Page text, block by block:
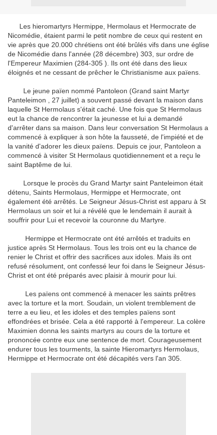
Les hieromartyrs Hermippe Hermolaus et Hermocrate de
Nicomédie étaient parmi le petit nombre de ceux qui restent en
vie après que 20.000 chrétiens ont été brûlés vifs dans une église
de Nicomédie dans l'année (28 décembre) 303, sur ordre de
l'Empereur Maximien (284-305 ) Ils ont été dans des lieux
éloignés et ne cessant de prêcher le Christianisme aux païens
Le jeune païen nommé Pantoleon (Grand saint Martyr
Panteleimon
27 juillet) a souvent passé devant la maison dans
laquelle St Hermolaus s'était caché Une fois que St Hermolaus
eut la chance de rencontrer la jeunesse et lui a demandé
d'arrêter dans sa maison. Dans leur conversation St Hermolaus a
commencé à expliquer à son hôte la fausseté , de l'impiété et de
la vanité d'adorer les dieux païens Depuis ce jour, Pantoleon a
commencé à visiter St Hermolaus quotidiennement et a reçu le
saint Baptême de lui.
Lorsque le procès du Grand Martyr saint Panteleimon était
détenu Saints Hermolaus Hermippe et Hermocrate, ont
également été arrêtés Le Seigneur Jésus-Christ est apparu à St
Hermolaus un soir et lui a révélé que le lendemain il aurait à
souffrir pour Lui et recevoir la couronne du Martyre
Hermippe et Hermocrate ont été arrêtés et traduits en
justice après St Hermolaus Tous les trois ont eu la chance de
renier le Christ et offrir des sacrifices aux idoles Mais ils ont
refusé résolument ont confessé leur foi dans le Seigneur Jésus-
Christ et ont été préparés avec plaisir à mourir pour lui
Les païens ont commencé à menacer les saints prêtres
avec la torture et la mort. Soudain, un violent tremblement de
terre a eu lieu, et les idoles et des temples païens sont
effondrées et brisée Cela a été rapporté à l'empereur. La colère
Maximien donna les saints martyrs au cours de la torture et
prononcée contre eux une sentence de mort Courageusement
endurer tous les tourments , la sainte Hieromartyrs Hermolaus
Hermippe et Hermocrate ont été décapités vers l'an 305.